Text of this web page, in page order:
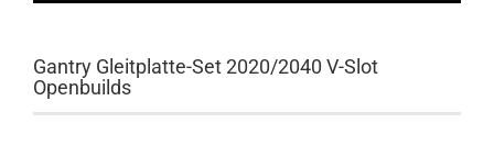
Gantry Gleitplatte-Set 2020/2040 V-Slot
Openbuilds